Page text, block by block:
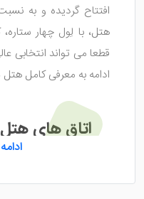
افتتاح گردیده و به
هتل، با لِول چهار
قطعا می تواند
ادامه به معرفی کامل هتل
اتاق های